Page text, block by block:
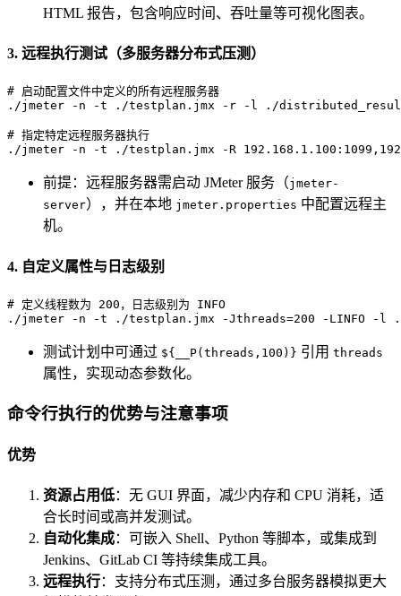
HTML 报告，包含响应时间、吞吐量等可视化图表。
3. 远程执行测试（多服务器分布式压测）
# 启动配置文件中定义的所有远程服务器
./jmeter -n -t ./testplan.jmx -r -l ./
# 指定特定远程服务器执行
./jmeter -n -t ./testplan.jmx -R
前提：远程服务器需启动 JMeter 服务（jmeter-
server），并在本地 jmeter.properties 中配置远程主
机。
4. 自定义属性与日志级别
# 定义线程数为 200，日志级别为 INFO
./jmeter -n -t ./testplan.jmx -Jthreads=200 -LINFO
测试计划中可通过 ${__P(threads,100)} 引用 threads
属性，实现动态参数化。
命令行执行的优势与注意事项
优势
资源占用低：无 GUI 界面，减少内存和 CPU 消耗，适
合长时间或高并发测试。
自动化集成：可嵌入 Shell、Python 等脚本，或集成到
Jenkins、GitLab CI 等持续集成工具。
远程执行：支持分布式压测，通过多台服务器模拟更大